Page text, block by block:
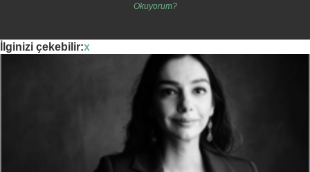
Okuyorum?
İlginizi çekebilir:x